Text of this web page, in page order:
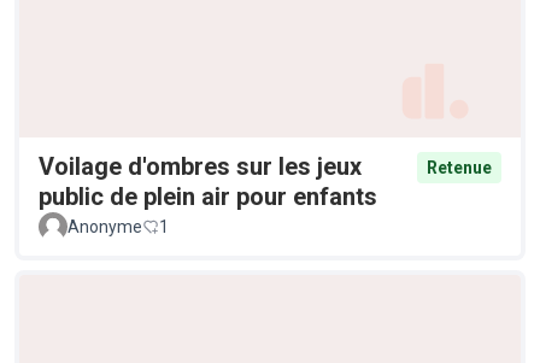
Voilage d'ombres sur les jeux
public de plein air pour enfants
Retenue
Anonyme 1